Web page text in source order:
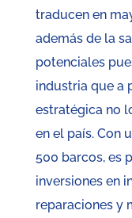
traducen en
además de la
potenciales
industria que a
estratégica no
en el país. Con
500 barcos, es
inversiones en
reparaciones y